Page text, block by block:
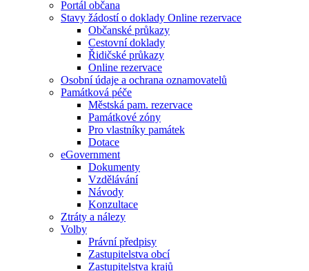
Portál občana
Stavy žádostí o doklady Online rezervace
Občanské průkazy
Cestovní doklady
Řidičské průkazy
Online rezervace
Osobní údaje a ochrana oznamovatelů
Památková péče
Městská pam. rezervace
Památkové zóny
Pro vlastníky památek
Dotace
eGovernment
Dokumenty
Vzdělávání
Návody
Konzultace
Ztráty a nálezy
Volby
Právní předpisy
Zastupitelstva obcí
Zastupitelstva krajů